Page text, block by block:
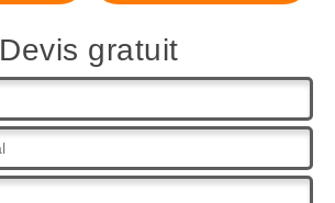
Devis gratuit